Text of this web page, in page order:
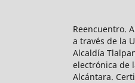
Reencuentro.
a través de la
Alcaldía
electrónica de
Alcántara.